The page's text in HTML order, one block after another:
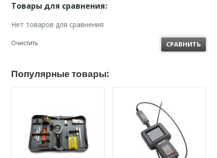
Товары для сравнения:
Нет товаров для сравнения
Очистить СРАВНИТЬ
Популярные товары: